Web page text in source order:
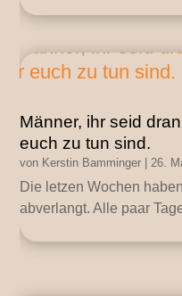
Männer, ihr seid
euch zu tun sind.
von Kerstin Bamminger |26.
Die letzen Wochen
abverlangt. Alle paar